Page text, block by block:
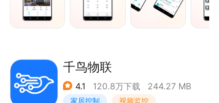
想要了解更多，快来下载体验吧！
千鸟物联
4.1 120.8万下载 244.27 MB
家居控制 视频监控